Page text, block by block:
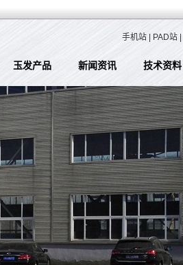
手机站 PAD站
玉发产品 新闻资讯 技术资料